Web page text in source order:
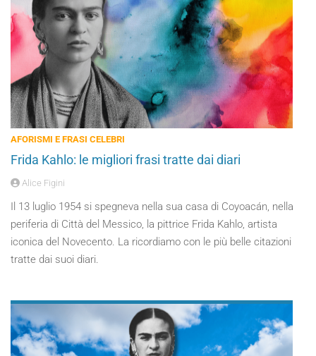
AFORISMI E FRASI CELEBRI
Frida Kahlo: le migliori frasi tratte dai diari
Alice Figini
Il 13 luglio 1954 si spegneva nella sua casa di Coyoacán, nella
periferia di Città del Messico, la pittrice Frida Kahlo, artista
iconica del Novecento. La ricordiamo con le più belle citazioni
tratte dai suoi diari.